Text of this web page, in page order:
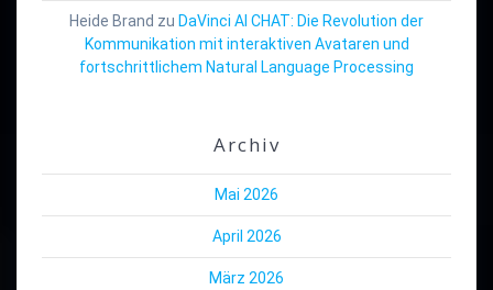
Heide Brand zu DaVinci AI CHAT: Die Revolution der
Kommunikation mit interaktiven Avataren und
fortschrittlichem Natural Language Processing
Archiv
Mai 2026
April 2026
März 2026